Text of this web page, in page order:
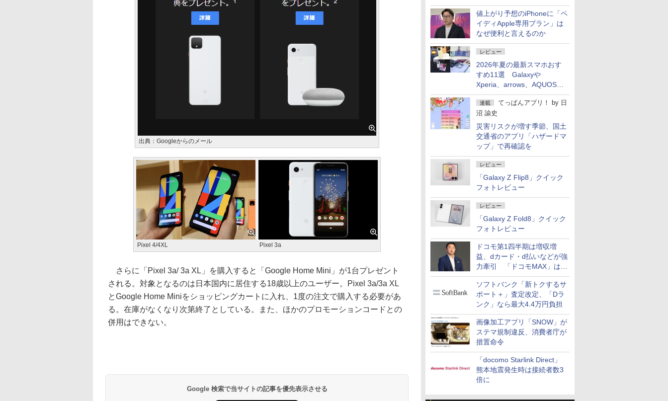
屋のメニュー並みの薄さ」
値上がり予想のiPhoneに「ペ
イディApple専用プラン」は
なぜ便利と言えるのか
レビュー
2026年夏の最新スマホおす
すめ11選 Galaxyや
Xperia、arrows、AQUOSな
ど注目機種の特徴は
連載 てっぱんアプリ！ by 日
沼 諭史
災害リスクが増す季節、国土
交通省のアプリ「ハザードマ
ップ」で再確認を
レビュー
「Galaxy Z Flip8」クイック
フォトレビュー
レビュー
「Galaxy Z Fold8」クイック
フォトレビュー
ドコモ第1四半期は増収増
益、dカード・d払いなどが強
力牽引 「ドコモMAX」は
400万契約突破
ソフトバンク「新トクするサ
ポート＋」査定改定、「Dラ
ンク」なら最大4.4万円負担
画像加工アプリ「SNOW」が
ステマ規制違反、消費者庁が
措置命令
「docomo Starlink Direct」
熊本地震発生時は接続者数3
倍に
出典：Googleからのメール
Pixel 4/4XL Pixel 3a
さらに「Pixel 3a/ 3a XL」を購入すると「Google Home Mini」が1台プレゼント
される。対象となるのは日本国内に居住する18歳以上のユーザー。Pixel 3a/3a XL
とGoogle Home Miniをショッピングカートに入れ、1度の注文で購入する必要があ
る。在庫がなくなり次第終了としている。また、ほかのプロモーションコードとの
併用はできない。
Google 検索で当サイトの記事を優先表示させる